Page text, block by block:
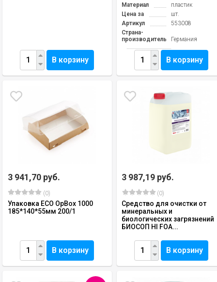
В корзину
Материал
пластик
Цена за
шт.
Артикул
553008
Страна-
производитель
Германия
В корзину
3 941,70 руб.
(0)
Упаковка ECO OpBox 1000
185*140*55мм 200/1
В корзину
3 987,19 руб.
(0)
Средство для очистки от
минеральных и
биологических загрязнений
БИОСОП HI FOA...
В корзину